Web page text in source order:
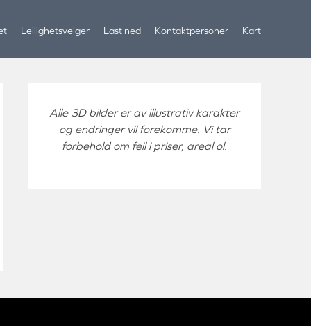
Leilighetsvelger Last ned Kontaktpersoner Kart
Alle 3D bilder er av illustrativ karakter
og endringer vil forekomme. Vi tar
forbehold om feil i priser, areal ol.